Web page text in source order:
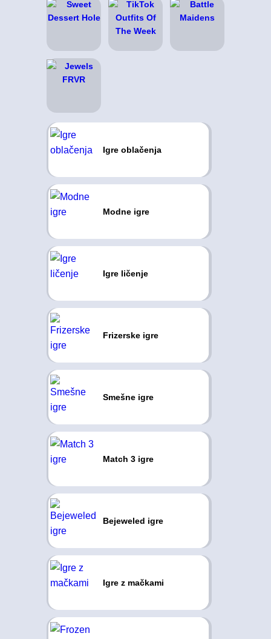
Igre oblačenja
Modne igre
Igre ličenje
Frizerske igre
Smešne igre
Match 3 igre
Bejeweled igre
Igre z mačkami